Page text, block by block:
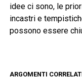
idee ci sono, le
incastri e
possono essere
ARGOMENTI